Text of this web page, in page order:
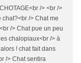
/> <br />
/> Chat me
/> Chat pue un peu
chalopiaux<br /> à
! chat fait dans
/> Chat sentira